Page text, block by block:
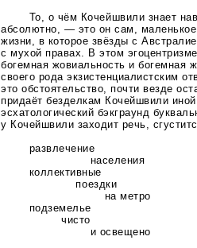
То, о чём Кочейшвили знает
абсолютно, — это он сам, маленькое
жизни, в которое звёзды с
с мухой правах. В этом
богемная жовиальность и богемная
своего рода экзистенциалистским
это обстоятельство, почти везде
придаёт безделкам Кочейшвили
эсхатологический бэкграунд
у Кочейшвили заходит речь,
развлечение
населения
коллективные
поездки
на метро
подземелье
чисто
и освещено